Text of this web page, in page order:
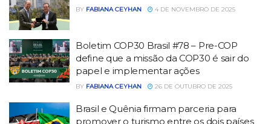
BY FABIANA CEYHAN 4 DE NOVEMBRO DE 2025
Boletim COP30 Brasil #78 – Pre-COP
define que a missão da COP30 é sair do
papel e implementar ações
BY FABIANA CEYHAN 26 DE OUTUBRO DE 2025
Brasil e Quênia firmam parceria para
promover o turismo entre os dois países